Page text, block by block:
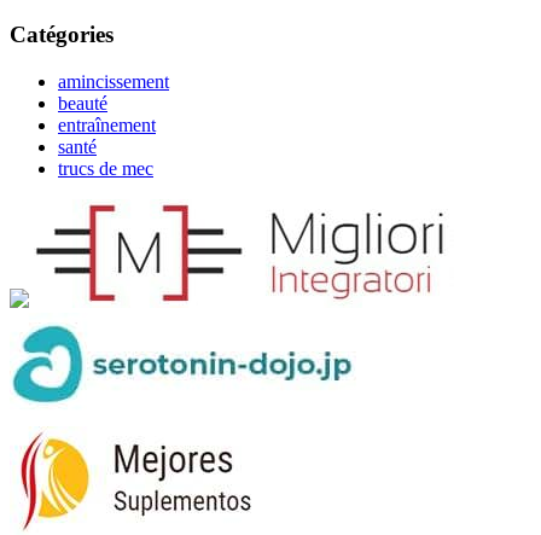
Catégories
amincissement
beauté
entraînement
santé
trucs de mec